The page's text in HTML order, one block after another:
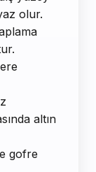
olur.
altın
gofre